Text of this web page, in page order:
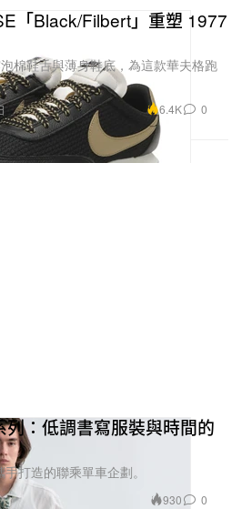
「Black/Filbert」重塑 1977
棉鞋舌與薄身鞋底，為這款華夫格跑
6.4K 0
：低調書寫服裝與時間的
打造的聯乘單車企劃。
930 0